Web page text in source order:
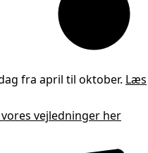
fra april til oktober. Læs
vejledninger her